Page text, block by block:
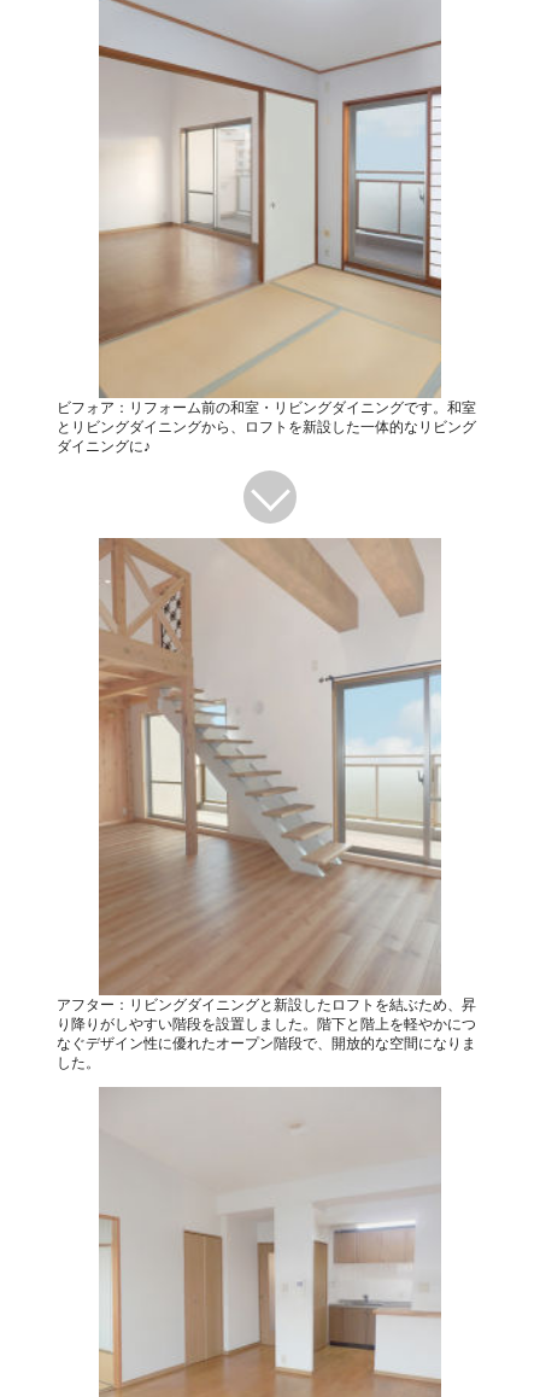
ビフォア：リフォーム前の和室・リビングダイニングです。和室
とリビングダイニングから、ロフトを新設した一体的なリビング
ダイニングに♪
アフター：リビングダイニングと新設したロフトを結ぶため、昇
り降りがしやすい階段を設置しました。階下と階上を軽やかにつ
なぐデザイン性に優れたオープン階段で、開放的な空間になりま
した。